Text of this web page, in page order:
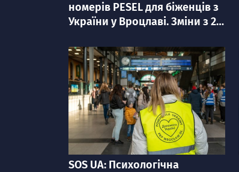
номерів PESEL для біженців з
України у Вроцлаві. Змiни з 20
категорія
SOS UA: Психологічна